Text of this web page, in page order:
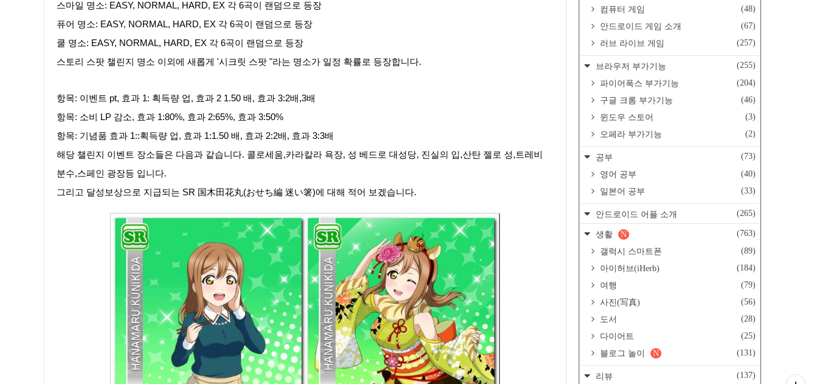
스마일 명소: EASY, NORMAL, HARD, EX 각 6곡이 랜덤으로 등장
퓨어 명소: EASY, NORMAL, HARD, EX 각 6곡이 랜덤으로 등장
쿨 명소: EASY, NORMAL, HARD, EX 각 6곡이 랜덤으로 등장
스토리 스팟 챌린지 명소 이외에 새롭게 '시크릿 스팟 "라는 명소가 일정 확률로 등장합니다.
항목: 이벤트 pt, 효과 1: 획득량 업, 효과 2 1.50 배, 효과 3:2배,3배
항목: 소비 LP 감소, 효과 1:80%, 효과 2:65%, 효과 3:50%
항목: 기념품 효과 1::획득량 업, 효과 1:1.50 배, 효과 2:2배, 효과 3:3배
해당 챌린지 이벤트 장소들은 다음과 같습니다. 콜로세움,카라칼라 욕장, 성 베드로 대성당, 진실의 입,산탄 젤로 성,트레비
분수,스페인 광장등 입니다.
그리고 달성보상으로 지급되는 SR 国木田花丸(おせち編 迷い箸)에 대해 적어 보겠습니다.
컴퓨터 게임
(48)
안드로이드 게임 소개
(67)
러브 라이브 게임
(257)
브라우저 부가기능
(255)
파이어폭스 부가기능
(204)
구글 크롬 부가기능
(46)
윈도우 스토어
(3)
오페라 부가기능
(2)
공부
(73)
영어 공부
(40)
일본어 공부
(33)
안드로이드 어플 소개 (265)
생활 (763)
N
갤럭시 스마트폰
(89)
아이허브(iHerb)
(184)
여행
(79)
사진(写真)
(56)
도서
(28)
다이어트
(25)
블로그 놀이
(131)
N
리뷰 (137)